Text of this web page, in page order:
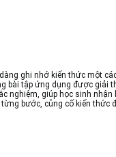
ghi nhớ kiến thức một
bài tập ứng dụng được
nghiệm, giúp học sinh
bước, củng cố kiến